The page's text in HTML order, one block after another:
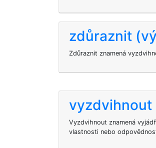
zdůraznit
Zdůraznit znamená
vyzdvihnout
Vyzdvihnout znamená
vlastnosti nebo